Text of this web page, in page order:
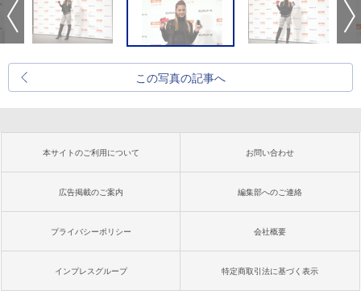
この写真の記事へ
本サイトのご利用について お問い合わせ
広告掲載のご案内 編集部へのご連絡
プライバシーポリシー 会社概要
インプレスグループ 特定商取引法に基づく表示